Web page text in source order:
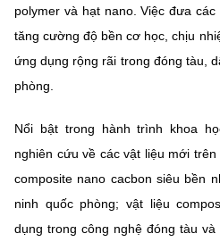
Địa chỉ: Ban Biên tập Cổng TTĐT -
Điện thoại: 024 3936 9506
Email:
stc@mst.gov.vn
©2026 Bản quyền thuộc Bộ Khoa
(Ghi rõ nguồn "https://mst.gov.vn"
polymer và hạt nano. Việc đưa
tăng cường độ bền cơ học, chịu
ứng dụng rộng rãi trong đóng tàu,
phòng.
Nổi bật trong hành trình khoa
nghiên cứu về các vật liệu mới
composite nano cacbon siêu bền
ninh quốc phòng; vật liệu
dụng trong công nghệ đóng tàu